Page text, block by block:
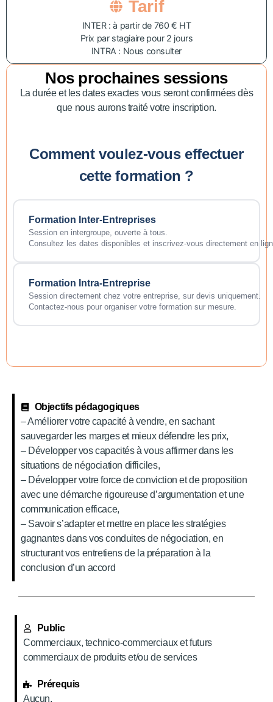
Tarif
INTER : à partir de 760 € HT
Prix par stagiaire pour 2 jours
INTRA : Nous consulter
Nos prochaines sessions
La durée et les dates exactes vous seront confirmées dès
que nous aurons traité votre inscription.
Comment voulez-vous effectuer
cette formation ?
Formation Inter-Entreprises
Session en intergroupe, ouverte à tous.
Consultez les dates disponibles et inscrivez-vous directement en
Formation Intra-Entreprise
Session directement chez votre entreprise, sur devis uniquement.
Contactez-nous pour organiser votre formation sur mesure.
Objectifs pédagogiques
– Améliorer votre capacité à vendre, en sachant
sauvegarder les marges et mieux défendre les prix,
– Développer vos capacités à vous affirmer dans les
situations de négociation difficiles,
– Développer votre force de conviction et de proposition
avec une démarche rigoureuse d’argumentation et une
communication efficace,
– Savoir s’adapter et mettre en place les stratégies
gagnantes dans vos conduites de négociation, en
structurant vos entretiens de la préparation à la
conclusion d’un accord
Public
Commerciaux, technico-commerciaux et futurs
commerciaux de produits et/ou de services
Prérequis
Aucun.